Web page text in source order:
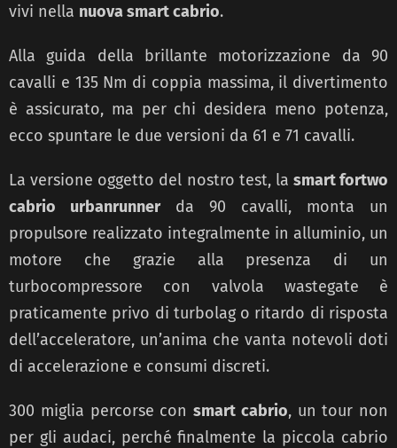
vivi nella nuova smart cabrio.
Alla guida della brillante motorizzazione da 90
cavalli e 135 Nm di coppia massima, il divertimento
è assicurato, ma per chi desidera meno potenza,
ecco spuntare le due versioni da 61 e 71 cavalli.
La versione oggetto del nostro test, la smart fortwo
cabrio urbanrunnerda 90 cavalli, monta un
propulsore realizzato integralmente in alluminio, un
motore che grazie alla presenza di un
turbocompressore con valvola wastegate è
praticamente privo di turbolag o ritardo di risposta
dell’acceleratore, un’anima che vanta notevoli doti
di accelerazione e consumi discreti.
300 miglia percorse con smart cabrio, un tour non
per gli audaci, perché finalmente la piccola cabrio